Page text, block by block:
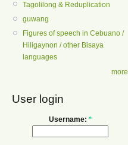
Tagolilong & Reduplication
guwang
Figures of speech in Cebuano /
Hiligaynon / other Bisaya
languages
more
User login
Username: *